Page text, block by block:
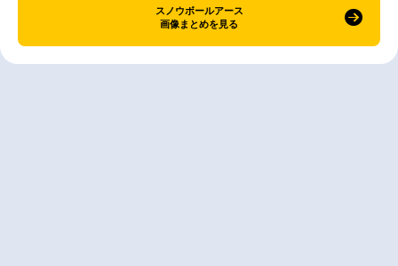
スノウボールアース
画像まとめを見る